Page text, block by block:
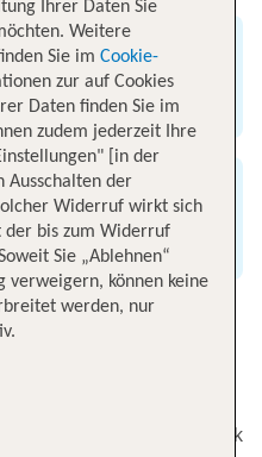
nach
Hamburg nach Bangkok
Ihrer Daten Sie
Weitere
Sie im Cookie-
zur auf Cookies
Daten finden Sie im
zudem jederzeit Ihre
[in der
Ausschalten der
Widerruf wirkt sich
der bis zum Widerruf
Sie „Ablehnen“
verweigern, können keine
werden, nur